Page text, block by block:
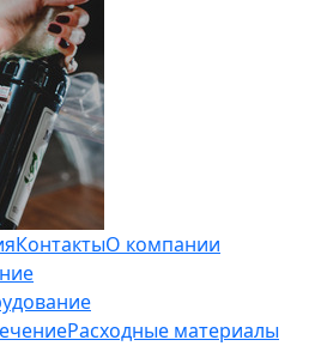
КонтактыО компании
Расходные материалы